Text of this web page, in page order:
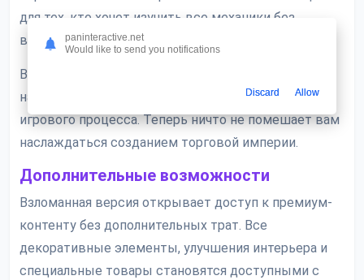
для тех, кто хочет изучить все механики без
временных ограничений.
Важная особенность: Мод полностью убирает
назойливую рекламу, которая могла отвлекать от
игрового процесса. Теперь ничто не помешает вам
наслаждаться созданием торговой империи.
Дополнительные возможности
Взломанная версия открывает доступ к премиум-
контенту без дополнительных трат. Все
декоративные элементы, улучшения интерьера и
специальные товары становятся доступными с
paninteractive.net
Would like to send you notifications
Discard Allow